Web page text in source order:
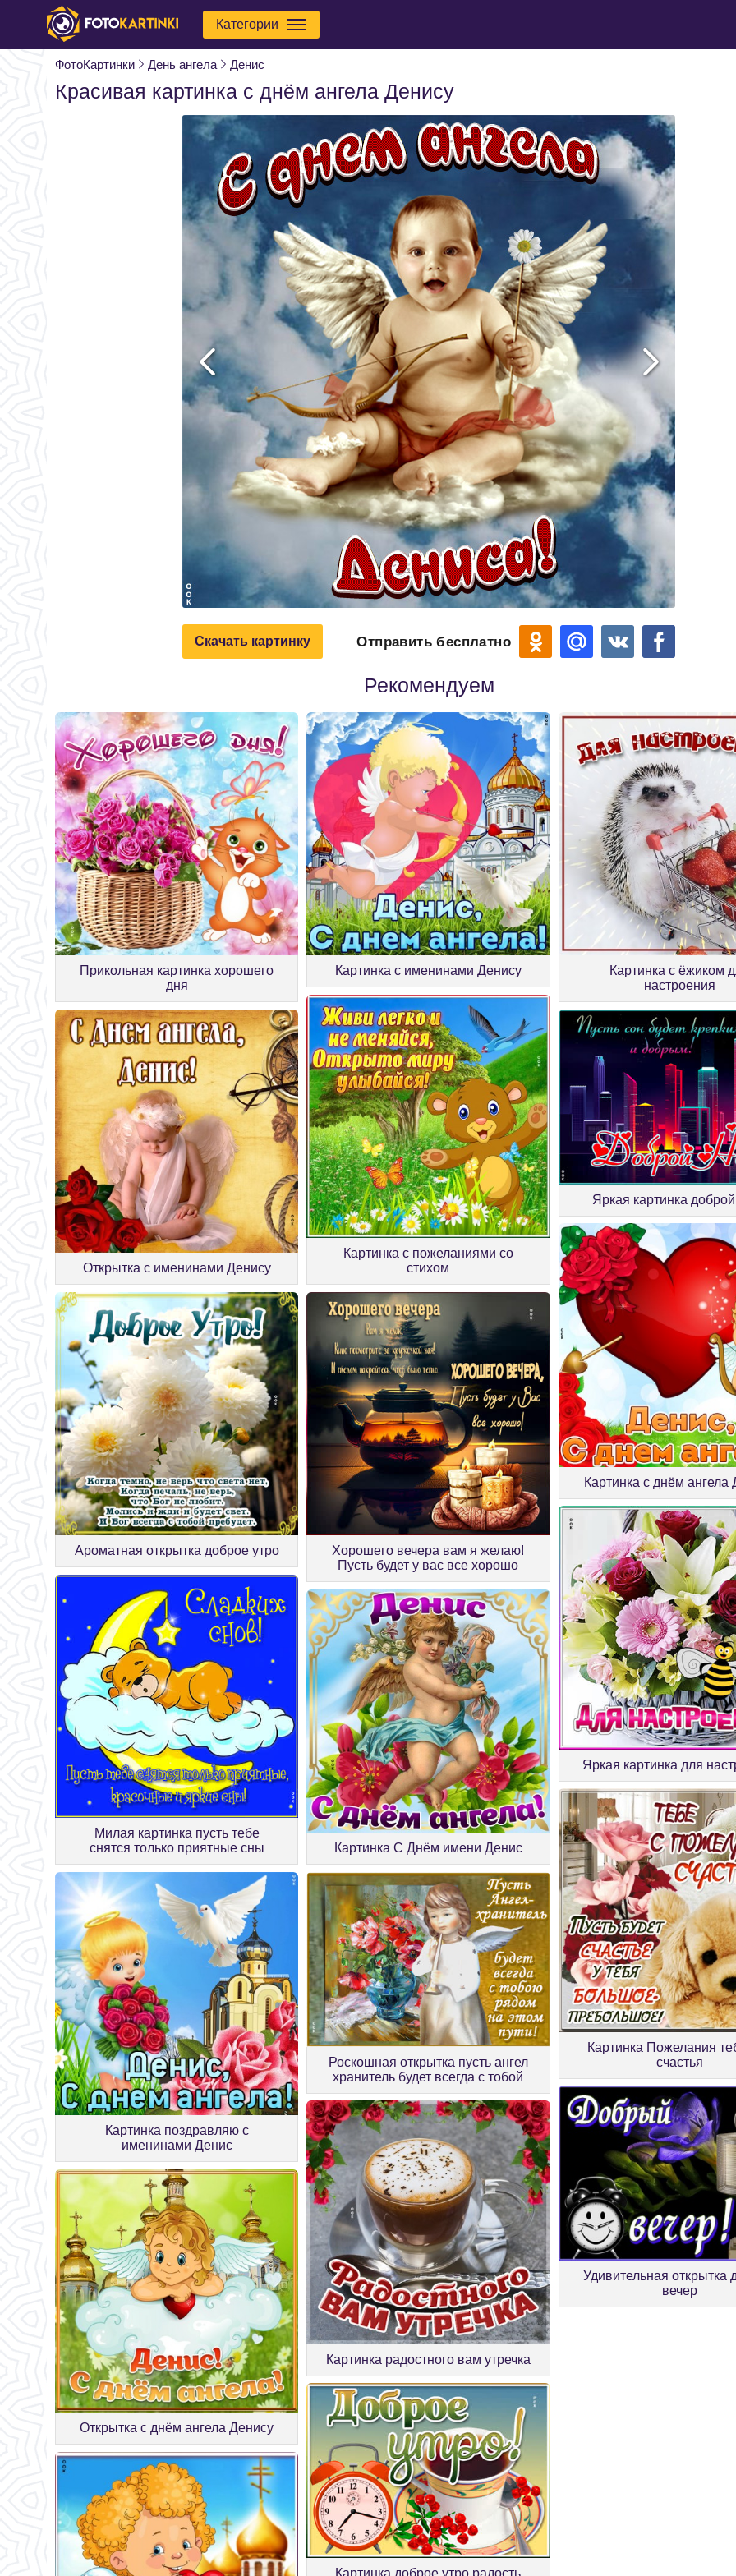
Категории
ФотоКартинки День ангела Денис
Красивая картинка с днём ангела Денису
Скачать картинку Отправить бесплатно
Рекомендуем
Прикольная картинка хорошего
дня
Картинка с именинами Денису
Картинка с ёжиком
настроения
Открытка с именинами Денису
Картинка с пожеланиями со
стихом
Яркая картинка
Ароматная открытка доброе утро
Хорошего вечера вам я желаю!
Пусть будет у вас все хорошо
Картинка с днём ангела
Милая картинка пусть тебе
снятся только приятные сны
Картинка С Днём имени Денис
Яркая картинка для
Картинка поздравляю с
именинами Денис
Роскошная открытка пусть ангел
хранитель будет всегда с тобой
Картинка Пожелания
счастья
Открытка с днём ангела Денису
Картинка радостного вам утречка
Удивительная открытка
вечер
Картинка доброе утро радость